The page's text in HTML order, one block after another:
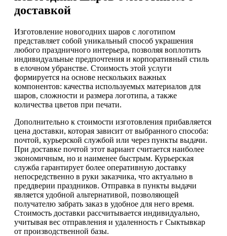
доставкой
Изготовление новогодних шаров с логотипом
представляет собой уникальный способ украшения
любого праздничного интерьера, позволяя воплотить
индивидуальные предпочтения и корпоративный стиль
в елочном убранстве. Стоимость этой услуги
формируется на основе нескольких важных
компонентов: качества используемых материалов для
шаров, сложности и размера логотипа, а также
количества цветов при печати.
Дополнительно к стоимости изготовления прибавляется
цена доставки, которая зависит от выбранного способа:
почтой, курьерской службой или через пункты выдачи.
При доставке почтой этот вариант считается наиболее
экономичным, но и наименее быстрым. Курьерская
служба гарантирует более оперативную доставку
непосредственно в руки заказчика, что актуально в
преддверии праздников. Отправка в пункты выдачи
является удобной альтернативой, позволяющей
получателю забрать заказ в удобное для него время.
Стоимость доставки рассчитывается индивидуально,
учитывая вес отправления и удаленность г Сыктывкар
от производственной базы.